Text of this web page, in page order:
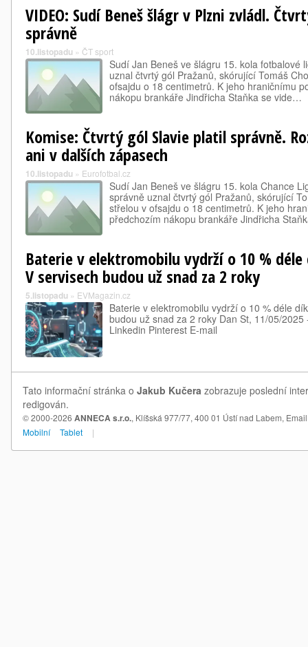
VIDEO: Sudí Beneš šlágr v Plzni zvládl.
správně
10.listopadu » ČT sport
Sudí Jan Beneš ve šlágru 15. kola fotbalové
uznal čtvrtý gól Pražanů, skórující Tomáš
ofsajdu o 18 centimetrů. K jeho hraničnímu
nákopu brankáře Jindřicha Staňka se vide…
Komise: Čtvrtý gól Slavie platil správně.
ani v dalších zápasech
10.listopadu » Eurofotbal.cz
Sudí Jan Beneš ve šlágru 15. kola Chance
správně uznal čtvrtý gól Pražanů, skórující
střelou v ofsajdu o 18 centimetrů. K jeho
předchozím nákopu brankáře Jindřicha
Baterie v elektromobilu vydrží o 10 %
V servisech budou už snad za 2 roky
5.listopadu » EVMagazin.cz
Baterie v elektromobilu vydrží o 10 % déle
budou už snad za 2 roky Dan St, 11/05/
Linkedin Pinterest E-mail
Tato informační stránka o Jakub Kučera zobrazuje poslední
redigován.
© 2000-2026 ANNECA s.r.o., Klíšská 977/77, 400 01 Ústí nad Labem,
Mobilní
Tablet |